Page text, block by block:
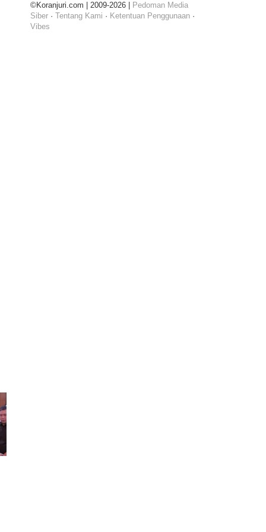
©Koranjuri.com | 2009-2026 | Pedoman Media
Siber ·Tentang Kami · Ketentuan Penggunaan ·
Vibes